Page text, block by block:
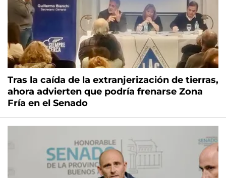
Tras la caída de la extranjerización de tierras,
ahora advierten que podría frenarse Zona
Fría en el Senado